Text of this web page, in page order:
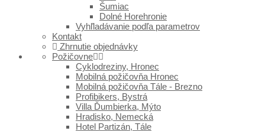
Šumiac
Dolné Horehronie
Vyhľladávanie podľa parametrov
Kontakt
Zhrnutie objednávky
Požičovne
Cyklodreziny, Hronec
Mobilná požičovňa Hronec
Mobilná požičovňa Tále - Brezno
Profibikers, Bystrá
Villa Ďumbierka, Mýto
Hradisko, Nemecká
Hotel Partizán, Tále